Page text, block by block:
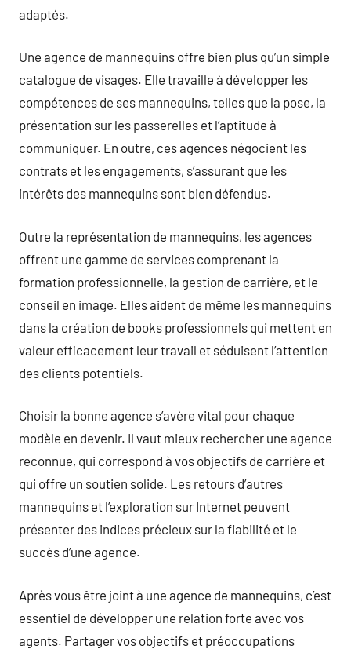
adaptés.
Une agence de mannequins offre bien plus qu’un simple
catalogue de visages. Elle travaille à développer les
compétences de ses mannequins, telles que la pose, la
présentation sur les passerelles et l’aptitude à
communiquer. En outre, ces agences négocient les
contrats et les engagements, s’assurant que les
intérêts des mannequins sont bien défendus.
Outre la représentation de mannequins, les agences
offrent une gamme de services comprenant la
formation professionnelle, la gestion de carrière, et le
conseil en image. Elles aident de même les mannequins
dans la création de books professionnels qui mettent en
valeur efficacement leur travail et séduisent l’attention
des clients potentiels.
Choisir la bonne agence s’avère vital pour chaque
modèle en devenir. Il vaut mieux rechercher une agence
reconnue, qui correspond à vos objectifs de carrière et
qui offre un soutien solide. Les retours d’autres
mannequins et l’exploration sur Internet peuvent
présenter des indices précieux sur la fiabilité et le
succès d’une agence.
Après vous être joint à une agence de mannequins, c’est
essentiel de développer une relation forte avec vos
agents. Partager vos objectifs et préoccupations